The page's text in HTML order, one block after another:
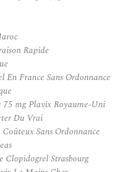
Rapide
En France Sans Ordonnance
75 mg Plavix Royaume-Uni
Du Vrai
Sans Ordonnance
Clopidogrel Strasbourg